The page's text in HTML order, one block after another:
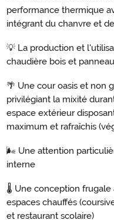
performance thermique
intégrant du chanvre et
💡 La production et
chaudière bois et
🌴 Une cour oasis et non
privilégiant la mixité
espace extérieur
maximum et rafraîchis
🌬️ Une attention
interne
🌡️ Une conception frugale
espaces chauffés
et restaurant scolaire)